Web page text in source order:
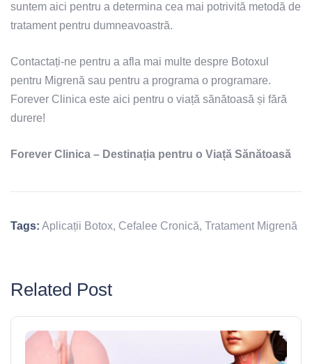
suntem aici pentru a determina cea mai potrivită metodă de
tratament pentru dumneavoastră.
Contactați-ne pentru a afla mai multe despre Botoxul
pentru Migrenă sau pentru a programa o programare.
Forever Clinica este aici pentru o viață sănătoasă și fără
durere!
Forever Clinica – Destinația pentru o Viață Sănătoasă
Tags: Aplicații Botox, Cefalee Cronică, Tratament Migrenă
Related Post